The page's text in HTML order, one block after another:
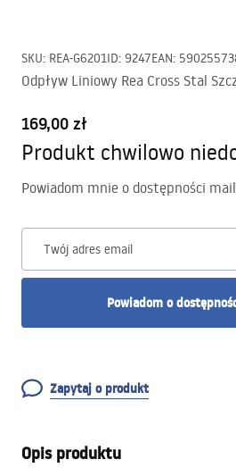
SKU: REA-G6201ID: 9247EAN:
Odpływ Liniowy Rea Cross Stal
169,00 zł
Produkt chwilowo
Powiadom mnie o dostępności
Twój adres email
Powiadom o
Zapytaj o produkt
Opis produktu